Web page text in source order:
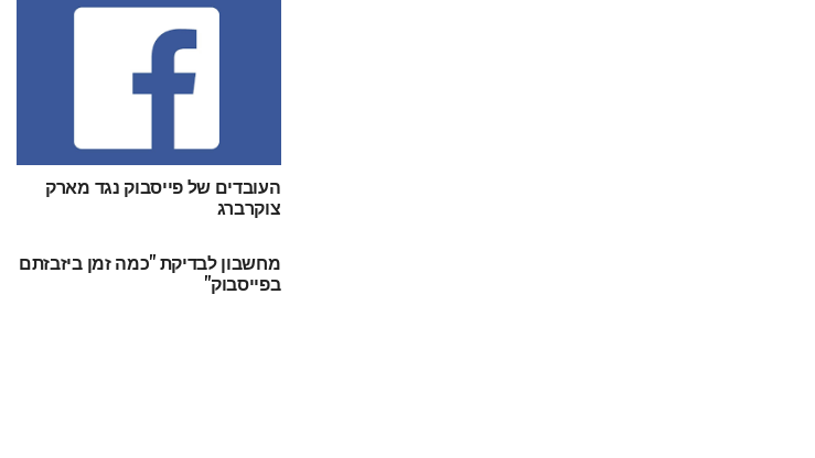
העובדים של פייסבוק נגד מארק
צוקרברג
מחשבון לבדיקת "כמה זמן ביזבזתם
בפייסבוק"